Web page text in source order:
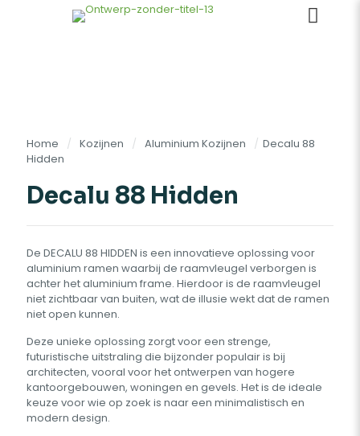
Home / Kozijnen / Aluminium Kozijnen / Decalu 88
Hidden
Decalu 88 Hidden
De DECALU 88 HIDDEN is een innovatieve oplossing voor
aluminium ramen waarbij de raamvleugel verborgen is
achter het aluminium frame. Hierdoor is de raamvleugel
niet zichtbaar van buiten, wat de illusie wekt dat de ramen
niet open kunnen.
Deze unieke oplossing zorgt voor een strenge,
futuristische uitstraling die bijzonder populair is bij
architecten, vooral voor het ontwerpen van hogere
kantoorgebouwen, woningen en gevels. Het is de ideale
keuze voor wie op zoek is naar een minimalistisch en
modern design.